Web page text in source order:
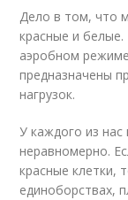
Дело в том, что
красные и
аэробном
предназначены
нагрузок.
У каждого из
неравномерно.
красные клетки,
единоборствах,